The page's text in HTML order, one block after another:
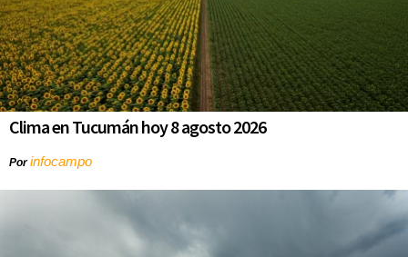
Clima en Tucumán hoy 8 agosto 2026
Porinfocampo